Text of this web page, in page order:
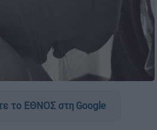
το ΕΘΝΟΣ στη Google